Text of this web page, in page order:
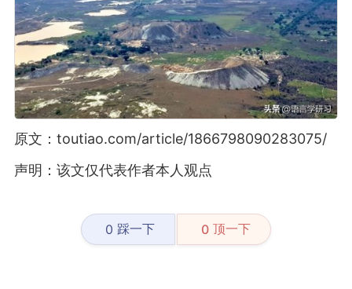
原文：toutiao.com/article/1866798090283075/
声明：该文仅代表作者本人观点
0 踩一下 0 顶一下